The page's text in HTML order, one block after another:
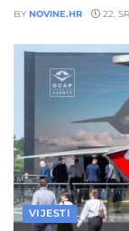
BY NOVINE.HR 22.
VIJESTI